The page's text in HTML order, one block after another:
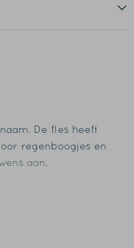
De fles heeft
regenboogjes en
aan.